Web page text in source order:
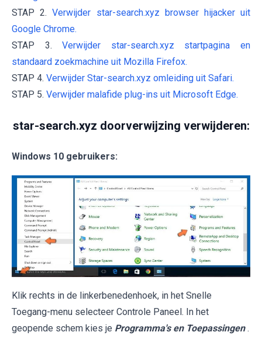
STAP 2.Verwijder star-search.xyz browser hijacker uit
Google Chrome.
STAP 3.Verwijder star-search.xyz startpagina en
standaard zoekmachine uit Mozilla Firefox.
STAP 4. Verwijder Star-search.xyz omleiding uit Safari.
STAP 5. Verwijder malafide plug-ins uit Microsoft Edge.
star-search.xyz doorverwijzing verwijderen:
Windows 10 gebruikers:
Klik rechts in de linkerbenedenhoek, in het Snelle
Toegang-menu selecteer Controle Paneel. In het
geopende schem kies je Programma's en Toepassingen .